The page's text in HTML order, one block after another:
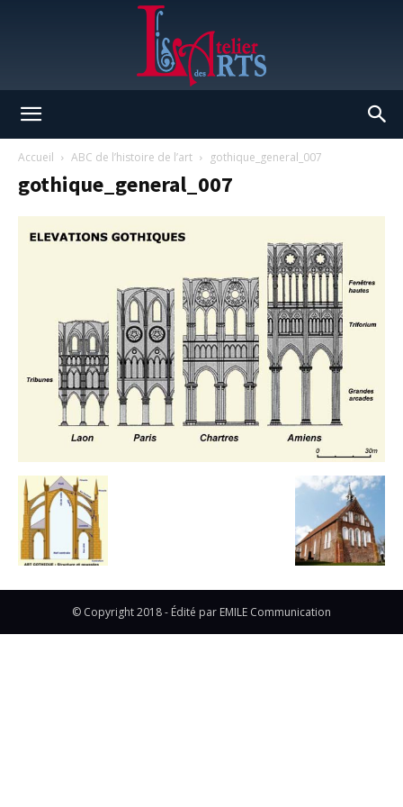
Arts
Accueil ABC de l’histoire de l’art gothique_general_007
gothique_general_007
© Copyright 2018 - Édité par EMILE Communication